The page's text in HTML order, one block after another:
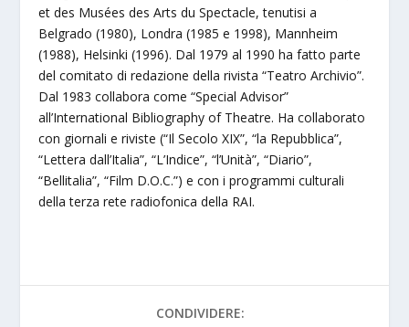
et des Musées des Arts du Spectacle, tenutisi a
Belgrado (1980), Londra (1985 e 1998), Mannheim
(1988), Helsinki (1996). Dal 1979 al 1990 ha fatto parte
del comitato di redazione della rivista “Teatro Archivio”.
Dal 1983 collabora come “Special Advisor”
all’International Bibliography of Theatre. Ha collaborato
con giornali e riviste (“Il Secolo XIX”, “la Repubblica”,
“Lettera dall’Italia”, “L’Indice”, “l’Unità”, “Diario”,
“Bellitalia”, “Film D.O.C.”) e con i programmi culturali
della terza rete radiofonica della RAI.
CONDIVIDERE: